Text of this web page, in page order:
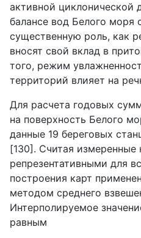
активной циклонической
балансе вод Белого моря
существенную роль, как
вносят свой вклад в
того, режим
территорий влияет на
Для расчета годовых
на поверхность Белого
данные 19 береговых
[130]. Считая измеренные
репрезентативными для
построения карт
методом среднего
Интерполируемое
равным